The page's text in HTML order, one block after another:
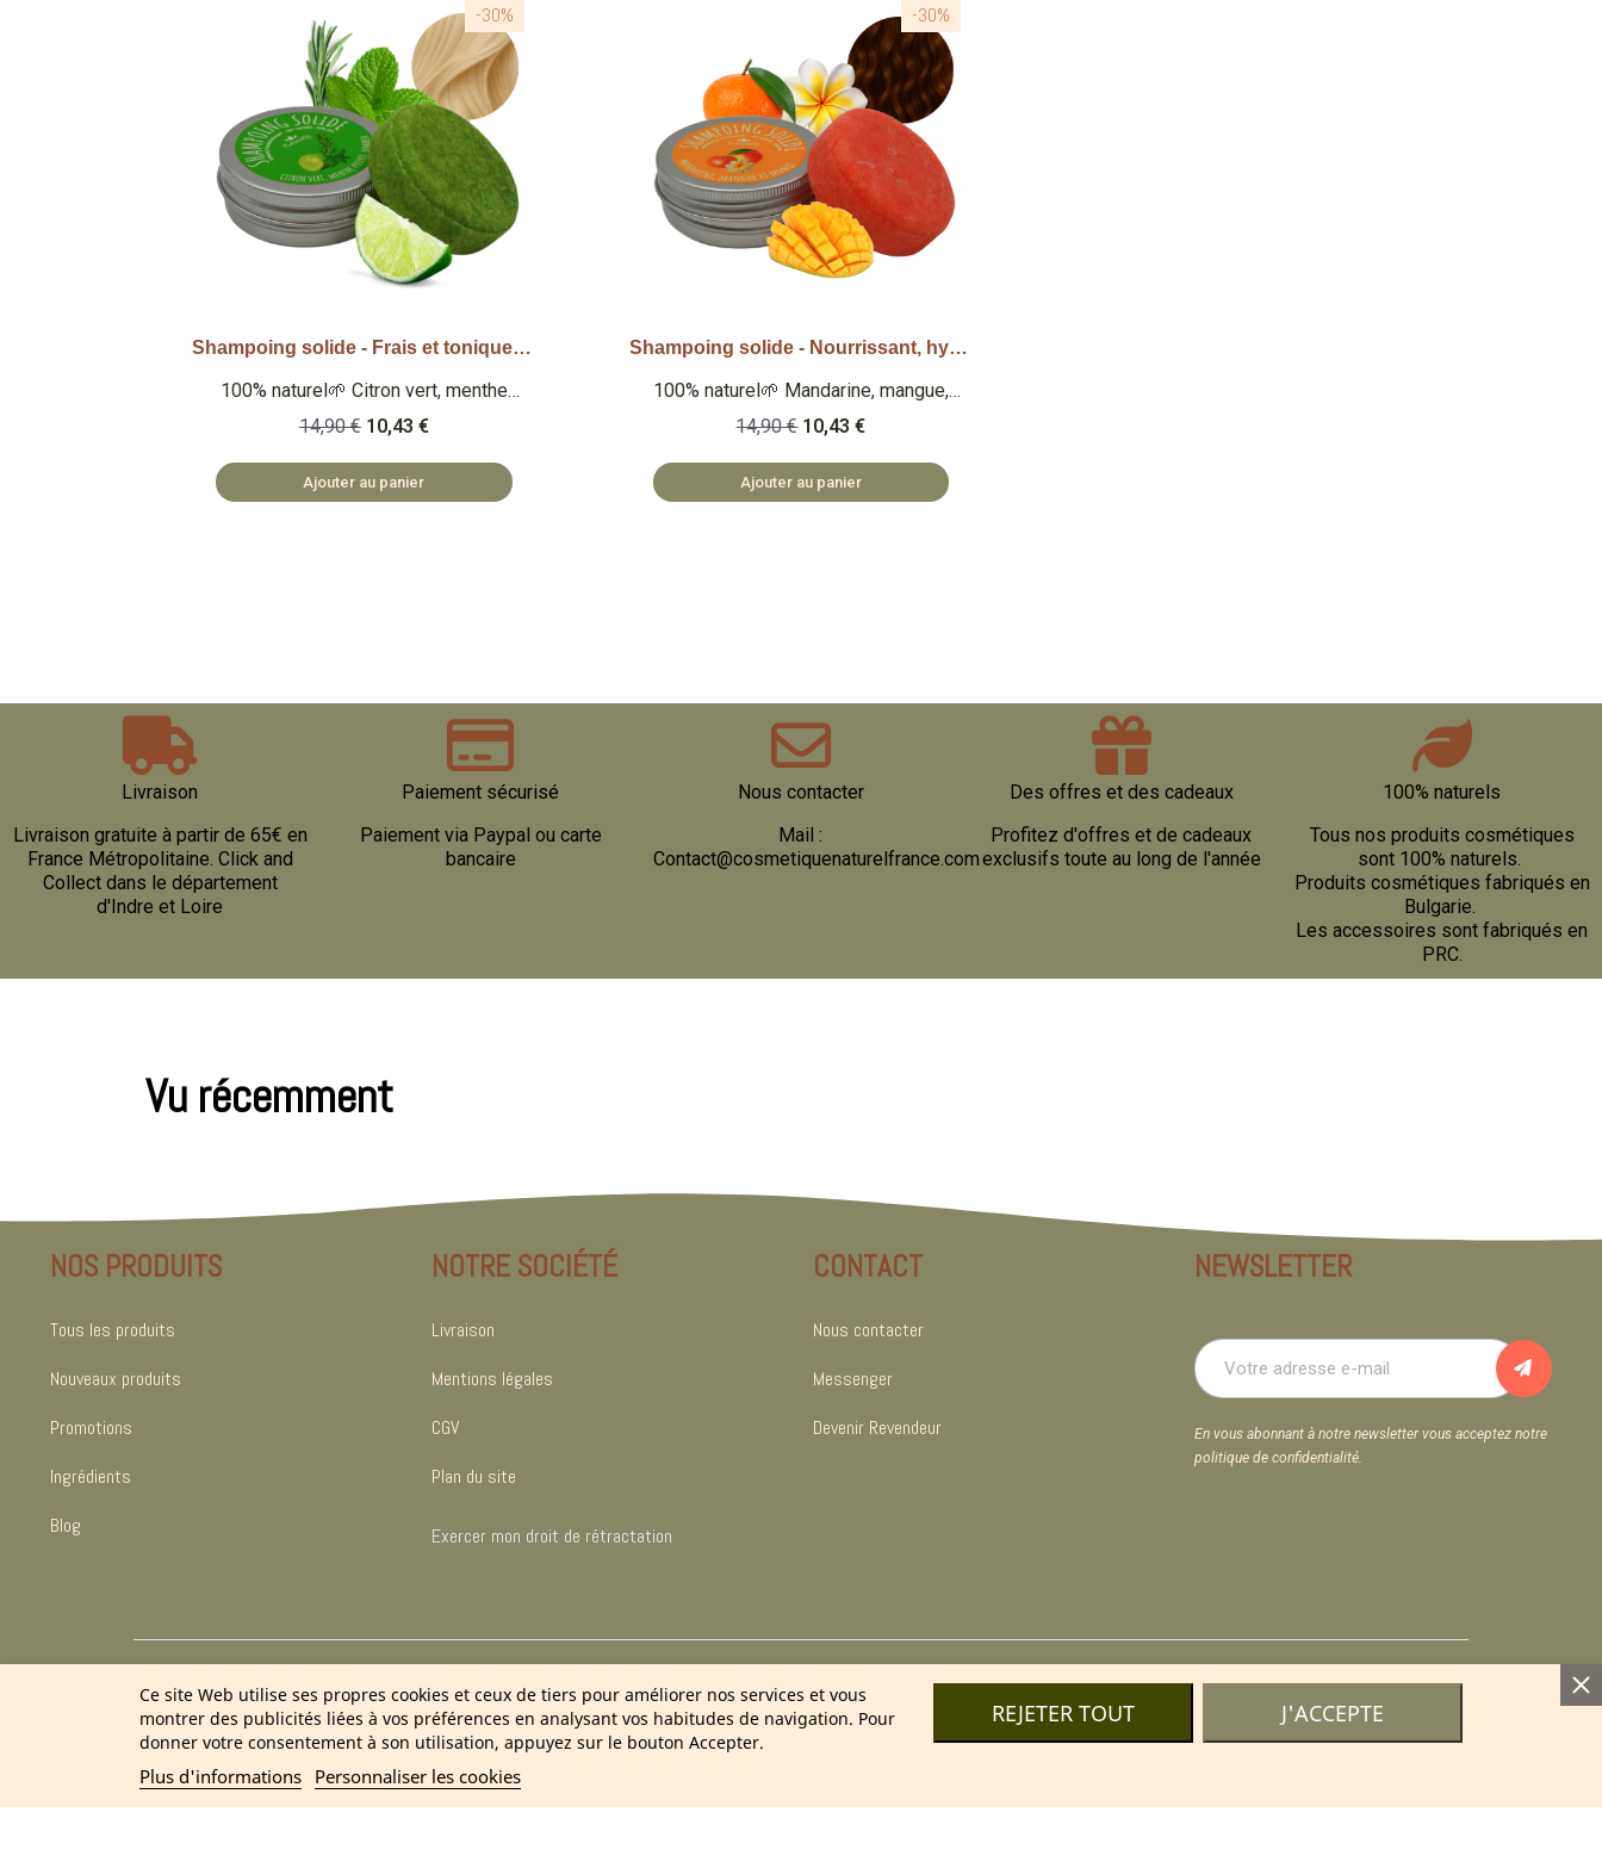
Aperçu rapide
-30%
Shampoing solide - Frais et tonique 58gr
100% naturel🌱 Citron vert, menthe
poivrée, romarin 🍋 58gr 🏅Note Yuka :
93/100 🏅 Note Inci Beauty 18.8/20
Qu'est-ce que c'est ? Un shampoing
solide 100% naturel tonique et
rafraîchissant au citron vert, menthe
14,90 € 10,43 €
Ajouter au panier
Aperçu rapide
-30%
Shampoing solide - Nourrissant, hydratant
100% naturel🌱 Mandarine, mangue,
monoï 🍊 58gr 🏅Note Yuka : 93/100 🏅
Note Inci Beauty 19.5/20 Qu'est-ce que
c'est ? Un shampoing solide 100%
naturel nourrissant et hydratant au
mandarine, mangue, monoï. 58 gr de ce
14,90 € 10,43 €
Ajouter au panier
Livraison
Livraison gratuite à partir de 65€ en
France Métropolitaine. Click and
Collect dans le département
d'Indre et Loire
Paiement sécurisé
Paiement via Paypal ou carte
bancaire
Nous contacter
Mail :
Contact@cosmetiquenaturelfrance.com
Des offres et des cadeaux
Profitez d'offres et de cadeaux
exclusifs toute au long de l'année
100% naturels
Tous nos produits cosmétiques
sont 100% naturels.
Produits cosmétiques fabriqués en
Bulgarie.
Les accessoires sont fabriqués en
PRC.
Vu récemment
NOS PRODUITS
Tous les produits
Nouveaux produits
Promotions
Ingrédients
Blog
NOTRE SOCIÉTÉ
Livraison
Mentions légales
CGV
Plan du site
Exercer mon droit de rétractation
CONTACT
Nous contacter
Messenger
Devenir Revendeur
NEWSLETTER
En vous abonnant à notre newsletter vous acceptez notre
politique de confidentialité.
2025 Cosmétique Naturel France – Soins & bien-être 100 % naturels
Ce site Web utilise ses propres cookies et ceux de tiers pour améliorer nos services et vous
montrer des publicités liées à vos préférences en analysant vos habitudes de navigation. Pour
donner votre consentement à son utilisation, appuyez sur le bouton Accepter.
Plus d'informations Personnaliser les cookies
REJETER TOUT J'ACCEPTE